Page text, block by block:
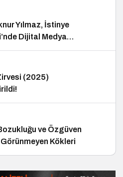
Yılmaz, İstinye
Dijital Medya
Dersinin Konuğu Oldu
(2025)
ve Özgüven
Kökleri